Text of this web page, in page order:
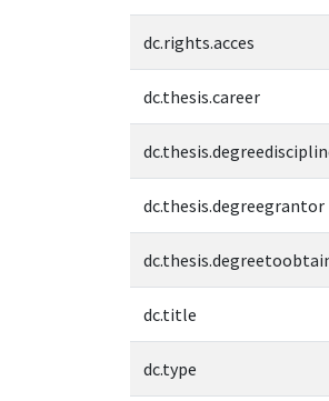
dc.rights.acces
dc.thesis.career
dc.thesis.degreegrantor
dc.title
dc.type